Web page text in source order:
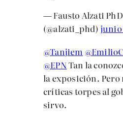
— Fausto Alzati PhD
(@alzati_phd) junio
@Tanjiem
@EPNTan la
la exposición. Pero
críticas torpes al
sirvo.